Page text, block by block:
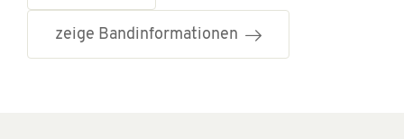
zeige Bandinformationen